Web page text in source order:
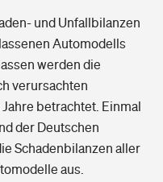
und Unfallbilanzen
Automodells
werden die
verursachten
betrachtet. Einmal
der Deutschen
Schadenbilanzen aller
aus.